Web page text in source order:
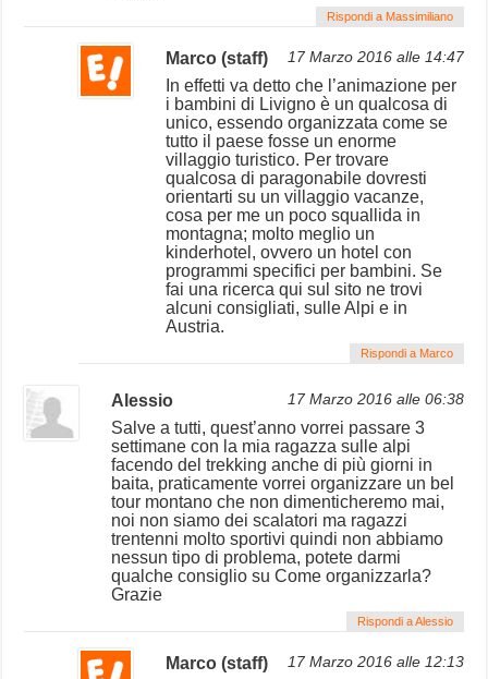
Rispondi a Massimiliano
Marco (staff) 17 Marzo 2016 alle 14:47
In effetti va detto che l’animazione per
i bambini di Livigno è un qualcosa di
unico, essendo organizzata come se
tutto il paese fosse un enorme
villaggio turistico. Per trovare
qualcosa di paragonabile dovresti
orientarti su un villaggio vacanze,
cosa per me un poco squallida in
montagna; molto meglio un
kinderhotel, ovvero un hotel con
programmi specifici per bambini. Se
fai una ricerca qui sul sito ne trovi
alcuni consigliati, sulle Alpi e in
Austria.
Rispondi a Marco
Alessio 17 Marzo 2016 alle 06:38
Salve a tutti, quest’anno vorrei passare 3
settimane con la mia ragazza sulle alpi
facendo del trekking anche di più giorni in
baita, praticamente vorrei organizzare un bel
tour montano che non dimenticheremo mai,
noi non siamo dei scalatori ma ragazzi
trentenni molto sportivi quindi non abbiamo
nessun tipo di problema, potete darmi
qualche consiglio su Come organizzarla?
Grazie
Rispondi a Alessio
Marco (staff) 17 Marzo 2016 alle 12:13